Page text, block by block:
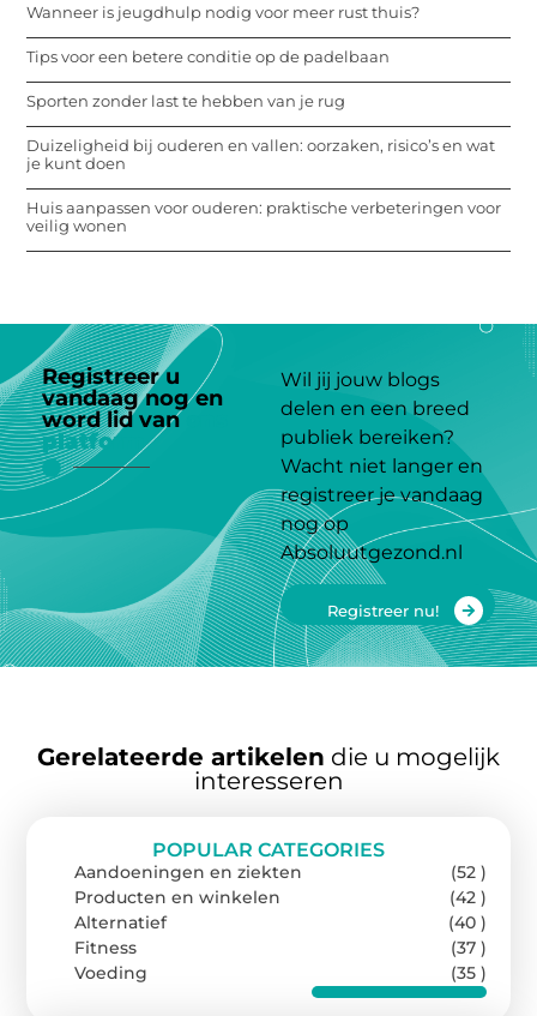
Wanneer is jeugdhulp nodig voor meer rust thuis?
Tips voor een betere conditie op de padelbaan
Sporten zonder last te hebben van je rug
Duizeligheid bij ouderen en vallen: oorzaken, risico’s en wat
je kunt doen
Huis aanpassen voor ouderen: praktische verbeteringen voor
veilig wonen
Registreer u
vandaag nog en
word lid van
platform
Wil jij jouw blogs
delen en een breed
publiek bereiken?
Wacht niet langer en
registreer je vandaag
nog op
Absoluutgezond.nl
Registreer nu!
Gerelateerde artikelen die u mogelijk
interesseren
POPULAR CATEGORIES
Aandoeningen en ziekten
(52 )
Producten en winkelen
(42 )
Alternatief
(40 )
Fitness
(37 )
Voeding
(35 )